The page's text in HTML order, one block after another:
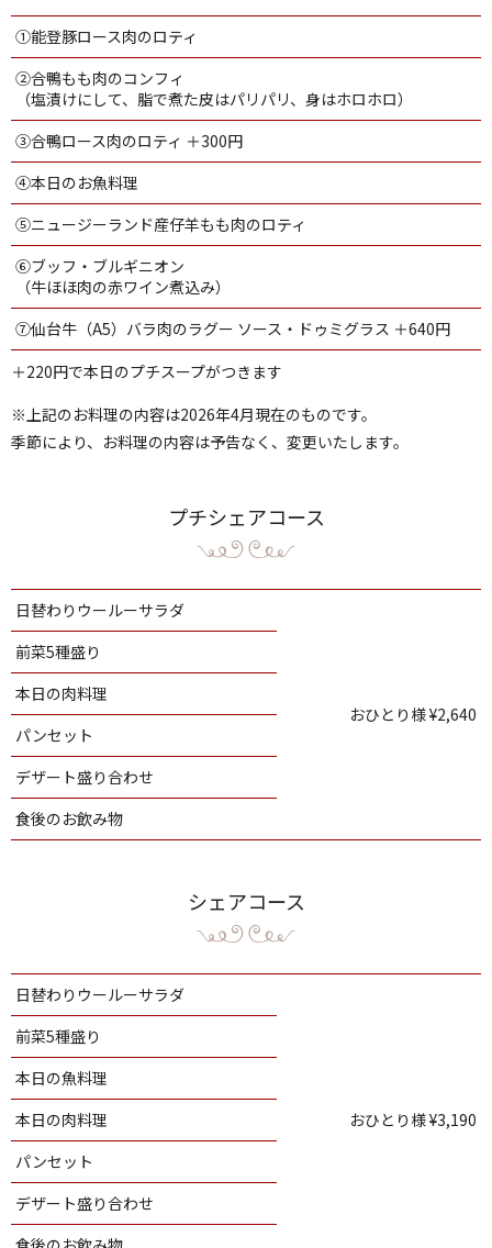
①能登豚ロース肉のロティ
②合鴨もも肉のコンフィ
（塩漬けにして、脂で煮た皮はパリパリ、身はホロホロ）
③合鴨ロース肉のロティ ＋300円
④本日のお魚料理
⑤ニュージーランド産仔羊もも肉のロティ
⑥ブッフ・ブルギニオン
（牛ほほ肉の赤ワイン煮込み）
⑦仙台牛（A5）バラ肉のラグー ソース・ドゥミグラス ＋640円
＋220円で本日のプチスープがつきます
※上記のお料理の内容は2026年4月現在のものです。
季節により、お料理の内容は予告なく、変更いたします。
プチシェアコース
日替わりウールーサラダ
おひとり様 ¥2,640
前菜5種盛り
本日の肉料理
パンセット
デザート盛り合わせ
食後のお飲み物
シェアコース
日替わりウールーサラダ
おひとり様 ¥3,190
前菜5種盛り
本日の魚料理
本日の肉料理
パンセット
デザート盛り合わせ